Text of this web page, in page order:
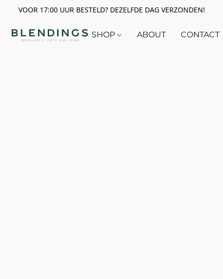
VOOR 17:00 UUR BESTELD? DEZELFDE DAG VERZONDEN!
SHOP ABOUT CONTACT